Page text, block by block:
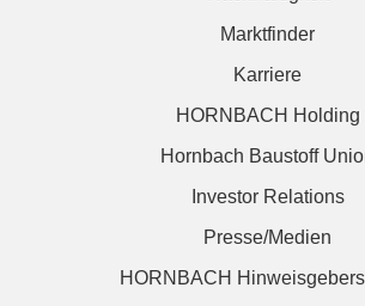
Marktfinder
Karriere
HORNBACH Holding
Hornbach Baustoff
Investor Relations
Presse/Medien
HORNBACH